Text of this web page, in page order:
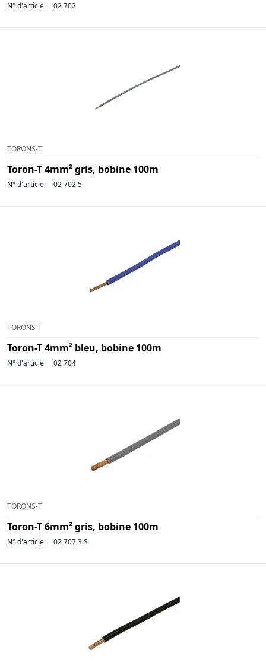
N° d'article 02 702
TORONS-T
Toron-T 4mm² gris, bobine 100m
N° d'article 02 702 5
TORONS-T
Toron-T 4mm² bleu, bobine 100m
N° d'article 02 704
TORONS-T
Toron-T 6mm² gris, bobine 100m
N° d'article 02 707 3 S